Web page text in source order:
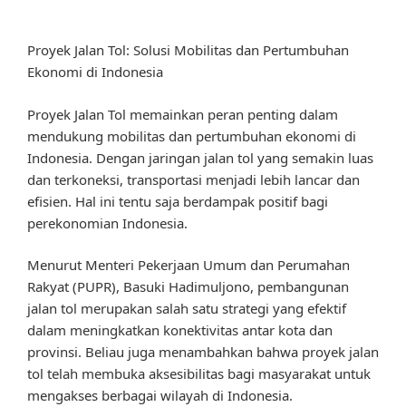
Proyek Jalan Tol: Solusi Mobilitas dan Pertumbuhan
Ekonomi di Indonesia
Proyek Jalan Tol memainkan peran penting dalam
mendukung mobilitas dan pertumbuhan ekonomi di
Indonesia. Dengan jaringan jalan tol yang semakin luas
dan terkoneksi, transportasi menjadi lebih lancar dan
efisien. Hal ini tentu saja berdampak positif bagi
perekonomian Indonesia.
Menurut Menteri Pekerjaan Umum dan Perumahan
Rakyat (PUPR), Basuki Hadimuljono, pembangunan
jalan tol merupakan salah satu strategi yang efektif
dalam meningkatkan konektivitas antar kota dan
provinsi. Beliau juga menambahkan bahwa proyek jalan
tol telah membuka aksesibilitas bagi masyarakat untuk
mengakses berbagai wilayah di Indonesia.